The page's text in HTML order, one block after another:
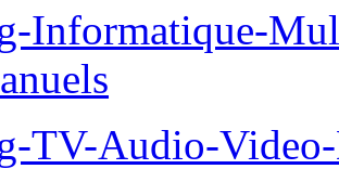
Informatique-
TV-Audio-